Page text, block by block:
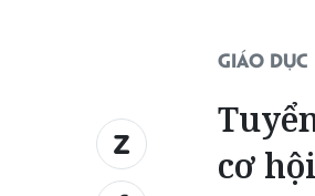
GIÁO DỤC
cơ